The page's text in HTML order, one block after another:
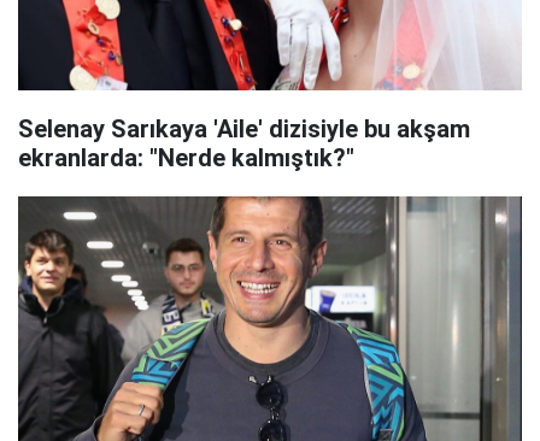
Selenay Sarıkaya 'Aile' dizisiyle bu akşam
ekranlarda: "Nerde kalmıştık?"